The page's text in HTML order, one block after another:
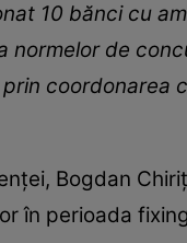
10 bănci cu
normelor de
Bogdan
în perioada